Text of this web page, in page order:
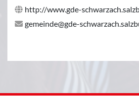
http://www.gde-
gemeinde@gde-